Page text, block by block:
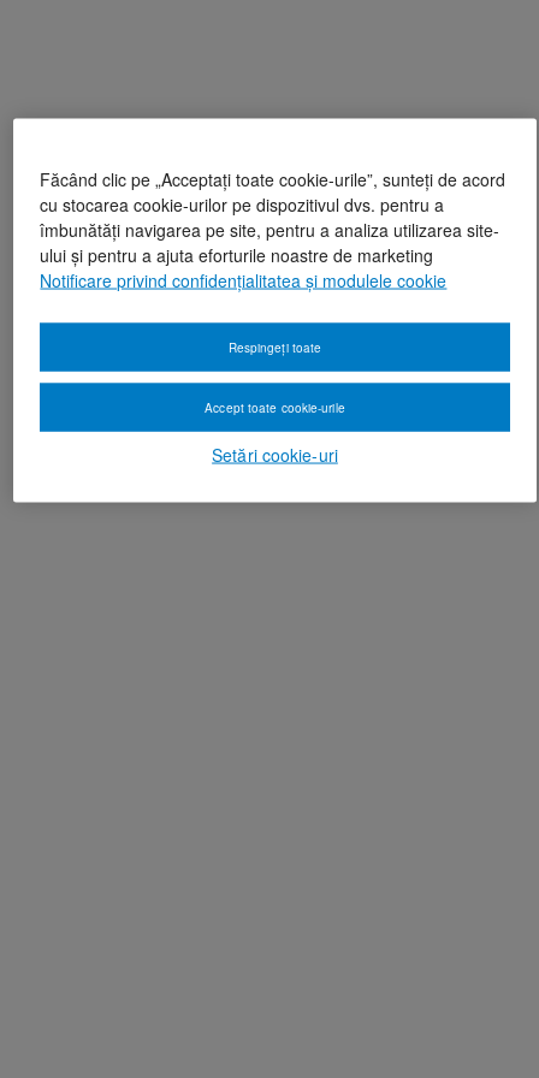
Făcând clic pe „Acceptați toate cookie-urile”, sunteți de acord
cu stocarea cookie-urilor pe dispozitivul dvs. pentru a
îmbunătăți navigarea pe site, pentru a analiza utilizarea site-
ului și pentru a ajuta eforturile noastre de marketing
Notificare privind confidențialitatea și modulele cookie
Setări cookie-uri
Respingeți toate
Accept toate cookie-urile